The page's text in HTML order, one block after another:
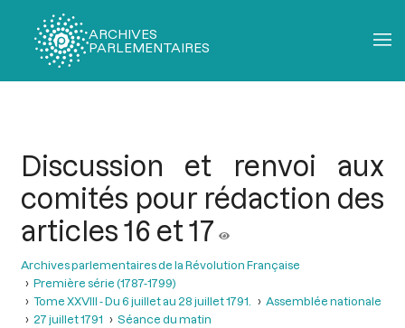
ARCHIVES
PARLEMENTAIRES
Discussion et renvoi aux
comités pour rédaction des
articles 16 et 17
Archives parlementaires de la Révolution Française
Première série (1787-1799)
Tome XXVIII - Du 6 juillet au 28 juillet 1791.
Assemblée nationale
27 juillet 1791
Séance du matin